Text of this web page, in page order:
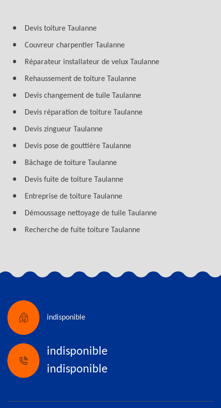
Devis toiture Taulanne
Couvreur charpentier Taulanne
Réparateur installateur de velux Taulanne
Rehaussement de toiture Taulanne
Devis changement de tuile Taulanne
Devis réparation de toiture Taulanne
Devis zingueur Taulanne
Devis pose de gouttière Taulanne
Bâchage de toiture Taulanne
Devis fuite de toiture Taulanne
Entreprise de toiture Taulanne
Démoussage nettoyage de tuile Taulanne
Recherche de fuite toiture Taulanne
indisponible
indisponible
indisponible